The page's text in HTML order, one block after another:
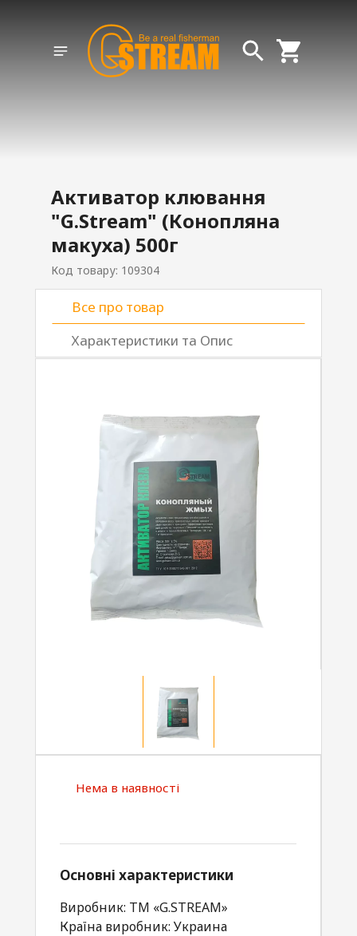
Активатор клювання
"G.Stream" (Конопляна
макуха) 500г
Код товару: 109304
Все про товар
Характеристики та Опис
Нема в наявності
Основні характеристики
Виробник: TM «G.STREAM»
Країна виробник: Украина